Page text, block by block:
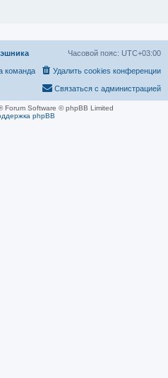
Часовой пояс: UTC+03:00
Удалить cookies конференции
команда
Связаться с администрацией
Forum Software © phpBB Limited
phpBB